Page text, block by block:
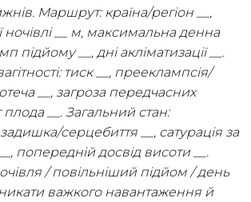
Маршрут: країна/регіон __,
__ м, максимальна денна
підйому __, дні акліматизації __.
тиск __, прееклампсія/
__, загроза передчасних
плода __. Загальний стан:
серцебиття __, сатурація за
попередній досвід висоти __.
/ повільніший підйом / день
важкого навантаження й